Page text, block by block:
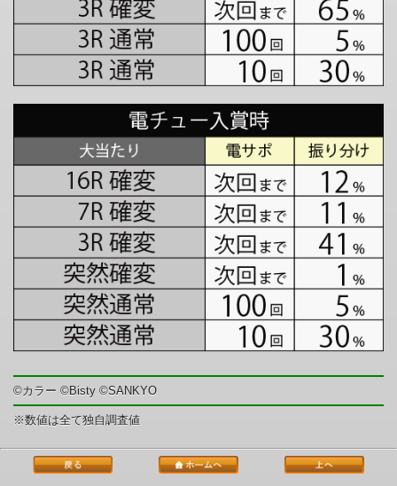
©カラー ©Bisty ©SANKYO
※数値は全て独自調査値